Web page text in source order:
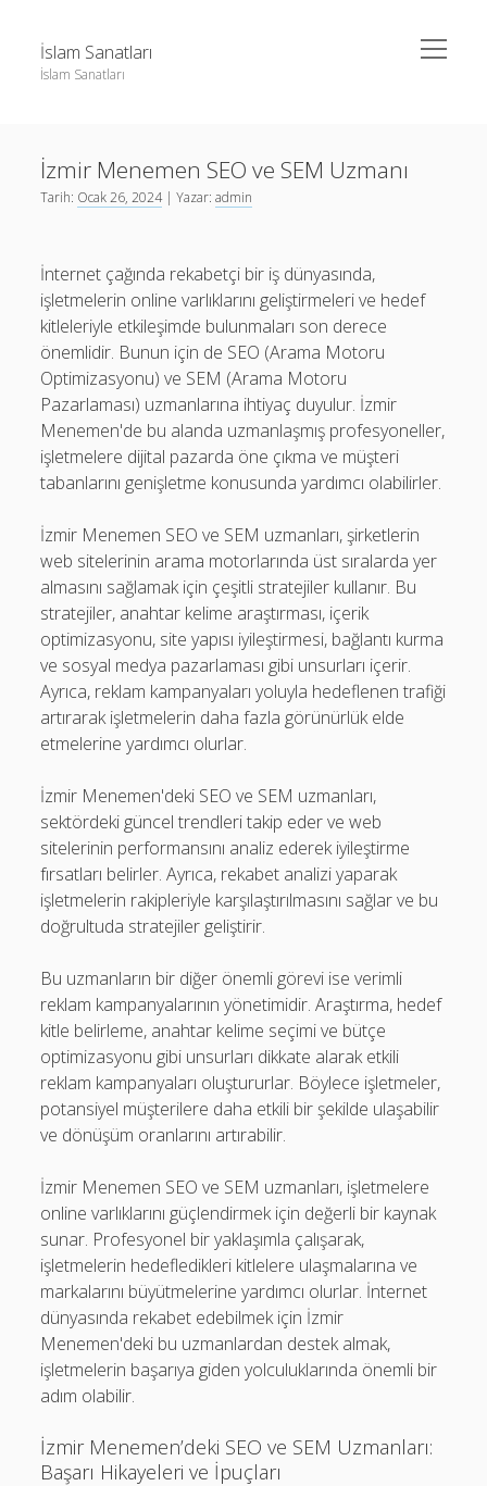
İslam Sanatları
İslam Sanatları
menüyü
aç
Liste
Sayfa Listesi
Sayfa Listesi
İzmir Menemen SEO ve SEM Uzmanı
Tarih: Ocak 26, 2024| Yazar:admin
İnternet çağında rekabetçi bir iş dünyasında,
işletmelerin online varlıklarını geliştirmeleri ve hedef
kitleleriyle etkileşimde bulunmaları son derece
önemlidir. Bunun için de SEO (Arama Motoru
Optimizasyonu) ve SEM (Arama Motoru
Pazarlaması) uzmanlarına ihtiyaç duyulur. İzmir
Menemen'de bu alanda uzmanlaşmış profesyoneller,
işletmelere dijital pazarda öne çıkma ve müşteri
tabanlarını genişletme konusunda yardımcı olabilirler.
İzmir Menemen SEO ve SEM uzmanları, şirketlerin
web sitelerinin arama motorlarında üst sıralarda yer
almasını sağlamak için çeşitli stratejiler kullanır. Bu
stratejiler, anahtar kelime araştırması, içerik
optimizasyonu, site yapısı iyileştirmesi, bağlantı kurma
ve sosyal medya pazarlaması gibi unsurları içerir.
Ayrıca, reklam kampanyaları yoluyla hedeflenen trafiği
artırarak işletmelerin daha fazla görünürlük elde
etmelerine yardımcı olurlar.
İzmir Menemen'deki SEO ve SEM uzmanları,
sektördeki güncel trendleri takip eder ve web
sitelerinin performansını analiz ederek iyileştirme
fırsatları belirler. Ayrıca, rekabet analizi yaparak
işletmelerin rakipleriyle karşılaştırılmasını sağlar ve bu
doğrultuda stratejiler geliştirir.
Bu uzmanların bir diğer önemli görevi ise verimli
reklam kampanyalarının yönetimidir. Araştırma, hedef
kitle belirleme, anahtar kelime seçimi ve bütçe
optimizasyonu gibi unsurları dikkate alarak etkili
reklam kampanyaları oluştururlar. Böylece işletmeler,
potansiyel müşterilere daha etkili bir şekilde ulaşabilir
ve dönüşüm oranlarını artırabilir.
İzmir Menemen SEO ve SEM uzmanları, işletmelere
online varlıklarını güçlendirmek için değerli bir kaynak
sunar. Profesyonel bir yaklaşımla çalışarak,
işletmelerin hedefledikleri kitlelere ulaşmalarına ve
markalarını büyütmelerine yardımcı olurlar. İnternet
dünyasında rekabet edebilmek için İzmir
Menemen'deki bu uzmanlardan destek almak,
işletmelerin başarıya giden yolculuklarında önemli bir
adım olabilir.
İzmir Menemen’deki SEO ve SEM Uzmanları:
Başarı Hikayeleri ve İpuçları